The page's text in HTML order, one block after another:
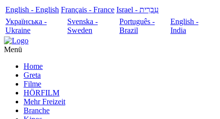
English - English Français - France
עִבְרִית - Israel
Українська -
Ukraine
Svenska -
Sweden
Português -
Brazil
English -
India
Menü
Home
Greta
Filme
HÖRFILM
Mehr Freizeit
Branche